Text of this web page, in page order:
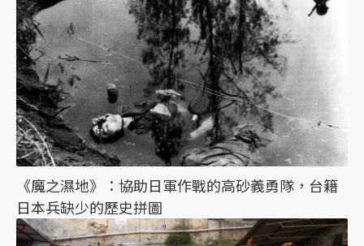
《魔之濕地》：協助日軍作戰的高砂義勇隊，台籍
日本兵缺少的歷史拼圖